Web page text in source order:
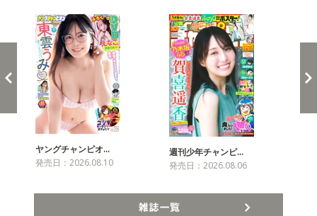
ヤングチャンピオ…
発売日：2026.08.10
週刊少年チャンピ…
発売日：2026.08.06